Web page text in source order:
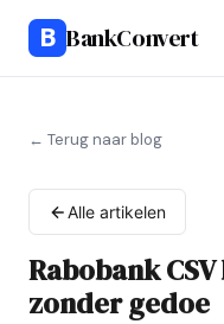
B BankConvert
← Terug naar blog
Alle artikelen
Rabobank
zonder gedoe